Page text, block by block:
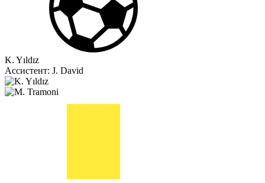
K. Yıldız
Ассистент: J. David